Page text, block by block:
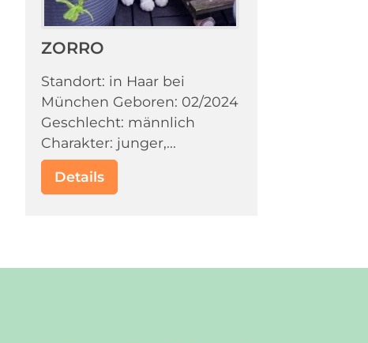
ZORRO
Standort: in Haar bei
München Geboren: 02/2024
Geschlecht: männlich
Charakter: junger,...
Details